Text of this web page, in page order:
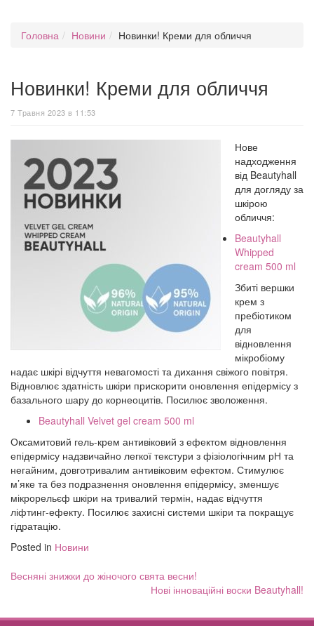
Головна Новини Новинки! Креми для обличчя
Новинки! Креми для обличчя
7 Травня 2023 в 11:53
Нове
надходження
від Beautyhall
для догляду за
шкірою
обличчя:
Beautyhall
Whipped
cream 500 ml
Збиті вершки
крем з
пребіотиком
для
відновлення
мікробіому
надає шкірі відчуття невагомості та дихання свіжого повітря.
Відновлює здатність шкіри прискорити оновлення епідермісу з
базального шару до корнеоцитів. Посилює зволоження.
Beautyhall Velvet gel cream 500 ml
Оксамитовий гель-крем антивіковий з ефектом відновлення
епідермісу надзвичайно легкої текстури з фізіологічним рН та
негайним, довготривалим антивіковим ефектом. Стимулює
м’яке та без подразнення оновлення епідермісу, зменшує
мікрорельєф шкіри на тривалий термін, надає відчуття
ліфтинг-ефекту. Посилює захисні системи шкіри та покращує
гідратацію.
Posted in Новини
Навігація
Весняні знижки до жіночого свята весни!
Нові інноваційні воски Beautyhall!